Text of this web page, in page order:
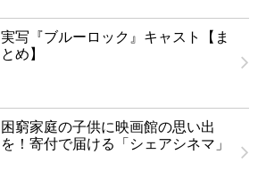
実写『ブルーロック』キャスト【ま
とめ】
困窮家庭の子供に映画館の思い出
を！寄付で届ける「シェアシネマ」